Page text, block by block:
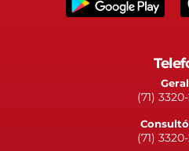
(71)
(71)